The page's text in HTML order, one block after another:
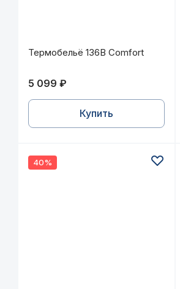
Термобельё 136B Comfort
Термобельё 136B Comfort
5 099 ₽
Купить
40%